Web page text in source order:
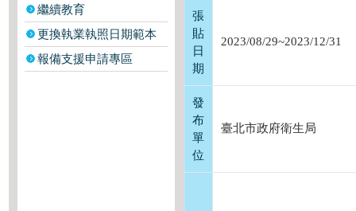
繼續教育
更換執業執照日期範本
報備支援申請專區
張
貼
日
期
2023/08/29~2023/12/31
發
布
單
位
臺北市政府衛生局